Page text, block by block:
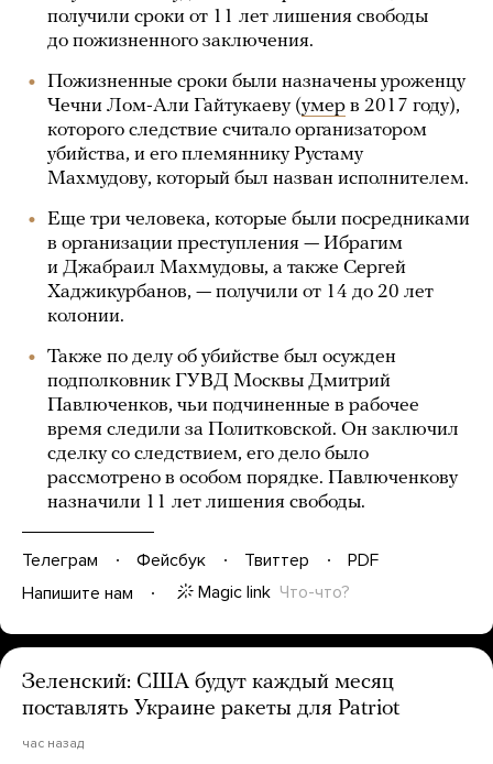
получили сроки от 11 лет лишения свободы
до пожизненного заключения.
Пожизненные сроки были назначены уроженцу
Чечни Лом-Али Гайтукаеву (умер в 2017 году),
которого следствие считало организатором
убийства, и его племяннику Рустаму
Махмудову, который был назван исполнителем.
Еще три человека, которые были посредниками
в организации преступления — Ибрагим
и Джабраил Махмудовы, а также Сергей
Хаджикурбанов, — получили от 14 до 20 лет
колонии.
Также по делу об убийстве был осужден
подполковник ГУВД Москвы Дмитрий
Павлюченков, чьи подчиненные в рабочее
время следили за Политковской. Он заключил
сделку со следствием, его дело было
рассмотрено в особом порядке. Павлюченкову
назначили 11 лет лишения свободы.
Телеграм Фейсбук Твиттер
PDF
Напишите нам
Magic link Что-что?
Зеленский: США будут каждый месяц
поставлять Украине ракеты для Patriot
час назад